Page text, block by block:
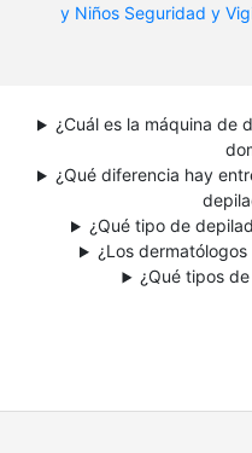
y Niños Seguridad y
¿Cuál es la máquina de
¿Qué diferencia hay
¿Qué tipo de
¿Los
¿Qué tipos